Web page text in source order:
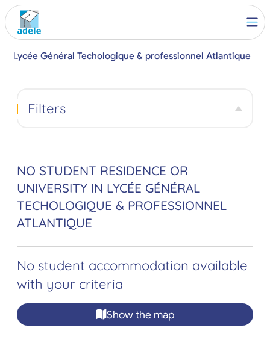
Lycée Général Techologique & professionnel Atlantique
NO STUDENT RESIDENCE OR
UNIVERSITY IN LYCÉE GÉNÉRAL
TECHOLOGIQUE & PROFESSIONNEL
ATLANTIQUE
No student accommodation available
with your criteria
Show the map
Filters